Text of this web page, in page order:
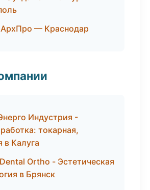
— Краснодар
Индустрия -
токарная,
в Калуга
Ortho - Эстетическая
в Брянск